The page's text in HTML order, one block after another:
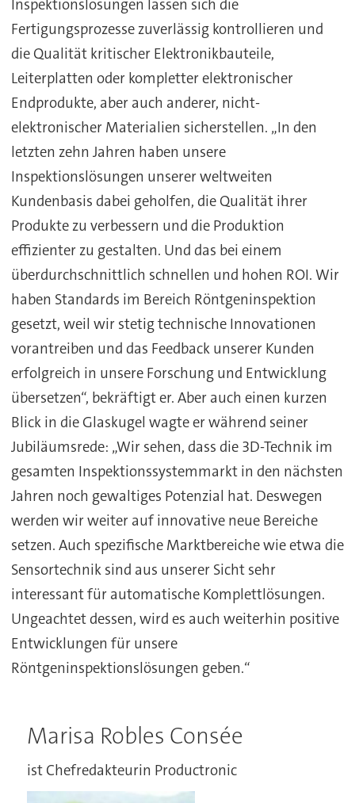
Inspektionslösungen lassen sich die
Fertigungsprozesse zuverlässig kontrollieren und
die Qualität kritischer Elektronikbauteile,
Leiterplatten oder kompletter elektronischer
Endprodukte, aber auch anderer, nicht-
elektronischer Materialien sicherstellen. „In den
letzten zehn Jahren haben unsere
Inspektionslösungen unserer weltweiten
Kundenbasis dabei geholfen, die Qualität ihrer
Produkte zu verbessern und die Produktion
effizienter zu gestalten. Und das bei einem
überdurchschnittlich schnellen und hohen ROI. Wir
haben Standards im Bereich Röntgeninspektion
gesetzt, weil wir stetig technische Innovationen
vorantreiben und das Feedback unserer Kunden
erfolgreich in unsere Forschung und Entwicklung
übersetzen“, bekräftigt er. Aber auch einen kurzen
Blick in die Glaskugel wagte er während seiner
Jubiläumsrede: „Wir sehen, dass die 3D-Technik im
gesamten Inspektionssystemmarkt in den nächsten
Jahren noch gewaltiges Potenzial hat. Deswegen
werden wir weiter auf innovative neue Bereiche
setzen. Auch spezifische Marktbereiche wie etwa die
Sensortechnik sind aus unserer Sicht sehr
interessant für automatische Komplettlösungen.
Ungeachtet dessen, wird es auch weiterhin positive
Entwicklungen für unsere
Röntgeninspektionslösungen geben.“
Marisa Robles Consée
ist Chefredakteurin Productronic